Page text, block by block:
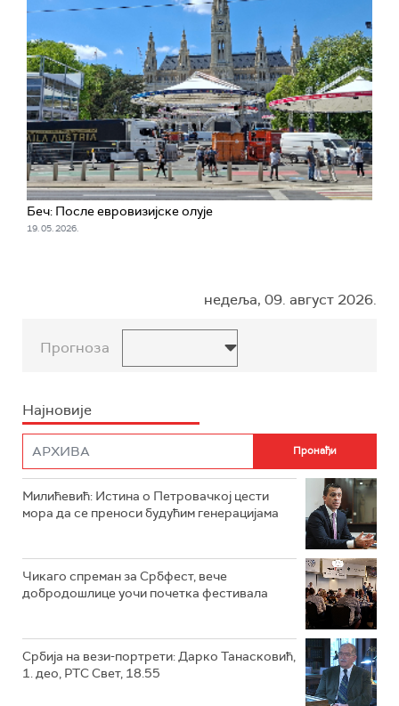
Беч: После евровизијске олује
19. 05. 2026.
недеља, 09. август 2026.
Прогноза
Најновије
Милићевић: Истина о Петровачкој цести
мора да се преноси будућим генерацијама
Чикаго спреман за Србфест, вече
добродошлице уочи почетка фестивала
Србија на вези-портрети: Дарко Танасковић,
1. део, РТС Свет, 18.55